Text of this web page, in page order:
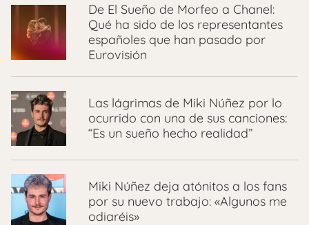
De El Sueño de Morfeo a Chanel:
Qué ha sido de los representantes
españoles que han pasado por
Eurovisión
Las lágrimas de Miki Núñez por lo
ocurrido con una de sus canciones:
“Es un sueño hecho realidad”
Miki Núñez deja atónitos a los fans
por su nuevo trabajo: «Algunos me
odiaréis»